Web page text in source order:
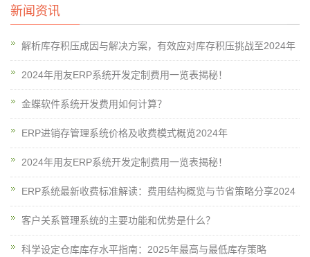
新闻资讯
解析库存积压成因与解决方案，有效应对库存积压挑战至2024年
2024年用友ERP系统开发定制费用一览表揭秘！
金蝶软件系统开发费用如何计算？
ERP进销存管理系统价格及收费模式概览2024年
2024年用友ERP系统开发定制费用一览表揭秘！
ERP系统最新收费标准解读：费用结构概览与节省策略分享2024
客户关系管理系统的主要功能和优势是什么？
科学设定仓库库存水平指南：2025年最高与最低库存策略